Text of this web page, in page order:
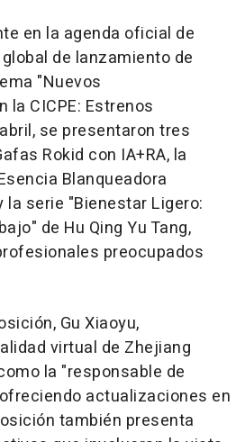
en la agenda oficial de
de lanzamiento de
"Nuevos
la CICPE: Estrenos
se presentaron tres
Rokid con IA+RA, la
Blanqueadora
la serie "Bienestar Ligero:
de Hu Qing Yu Tang,
preocupados
Gu Xiaoyu,
virtual de Zhejiang
la "responsable de
actualizaciones en
también presenta